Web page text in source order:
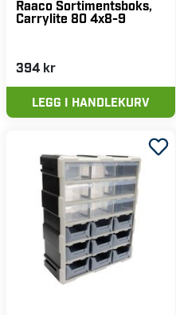
Raaco Sortimentsboks,
Carrylite 80 4x8-9
394 kr
LEGG I HANDLEKURV